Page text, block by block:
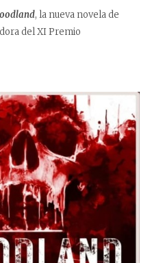
, la nueva novela de
del XI Premio